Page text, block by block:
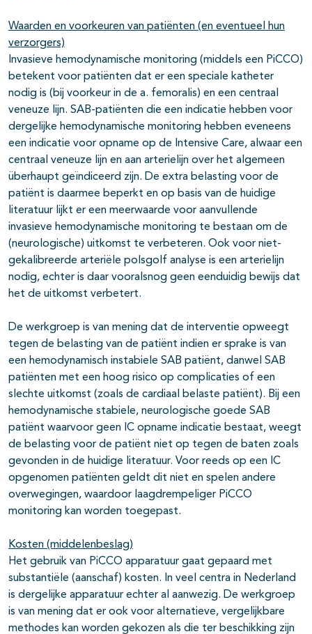
Waarden en voorkeuren van patiënten (en eventueel hun
verzorgers)
Invasieve hemodynamische monitoring (middels een PiCCO)
betekent voor patiënten dat er een speciale katheter
nodig is (bij voorkeur in de a. femoralis) en een centraal
veneuze lijn. SAB-patiënten die een indicatie hebben voor
dergelijke hemodynamische monitoring hebben eveneens
een indicatie voor opname op de Intensive Care, alwaar een
centraal veneuze lijn en aan arterielijn over het algemeen
überhaupt geïndiceerd zijn. De extra belasting voor de
patiënt is daarmee beperkt en op basis van de huidige
literatuur lijkt er een meerwaarde voor aanvullende
invasieve hemodynamische monitoring te bestaan om de
(neurologische) uitkomst te verbeteren. Ook voor niet-
gekalibreerde arteriële polsgolf analyse is een arterielijn
nodig, echter is daar vooralsnog geen eenduidig bewijs dat
het de uitkomst verbetert.
De werkgroep is van mening dat de interventie opweegt
tegen de belasting van de patiënt indien er sprake is van
een hemodynamisch instabiele SAB patiënt, danwel SAB
patiënten met een hoog risico op complicaties of een
slechte uitkomst (zoals de cardiaal belaste patiënt). Bij een
hemodynamische stabiele, neurologische goede SAB
patiënt waarvoor geen IC opname indicatie bestaat, weegt
de belasting voor de patiënt niet op tegen de baten zoals
gevonden in de huidige literatuur. Voor reeds op een IC
opgenomen patiënten geldt dit niet en spelen andere
overwegingen, waardoor laagdrempeliger PiCCO
monitoring kan worden toegepast.
Kosten (middelenbeslag)
Het gebruik van PiCCO apparatuur gaat gepaard met
substantiële (aanschaf) kosten. In veel centra in Nederland
is dergelijke apparatuur echter al aanwezig. De werkgroep
is van mening dat er ook voor alternatieve, vergelijkbare
methodes kan worden gekozen als die ter beschikking zijn